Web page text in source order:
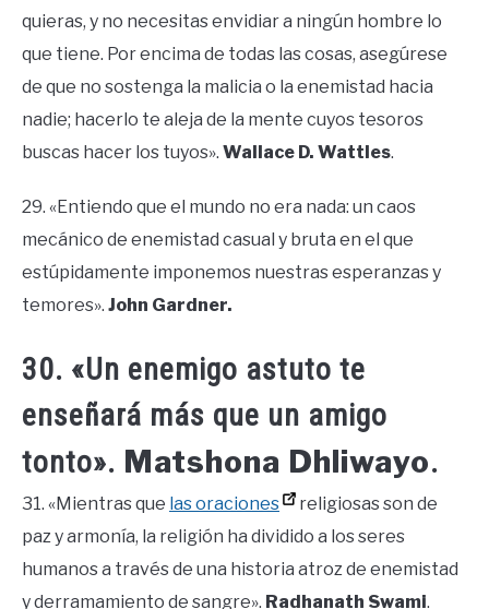
quieras, y no necesitas envidiar a ningún hombre lo
que tiene. Por encima de todas las cosas, asegúrese
de que no sostenga la malicia o la enemistad hacia
nadie; hacerlo te aleja de la mente cuyos tesoros
buscas hacer los tuyos». Wallace D. Wattles.
29. «Entiendo que el mundo no era nada: un caos
mecánico de enemistad casual y bruta en el que
estúpidamente imponemos nuestras esperanzas y
temores». John Gardner.
30. «Un enemigo astuto te
enseñará más que un amigo
tonto». Matshona Dhliwayo.
31. «Mientras que las oraciones
religiosas son de
paz y armonía, la religión ha dividido a los seres
humanos a través de una historia atroz de enemistad
y derramamiento de sangre». Radhanath Swami.